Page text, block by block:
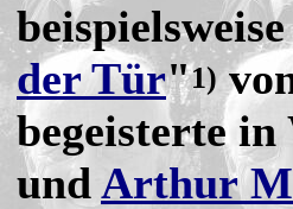
der Tür"1)
begeisterte
undArthur